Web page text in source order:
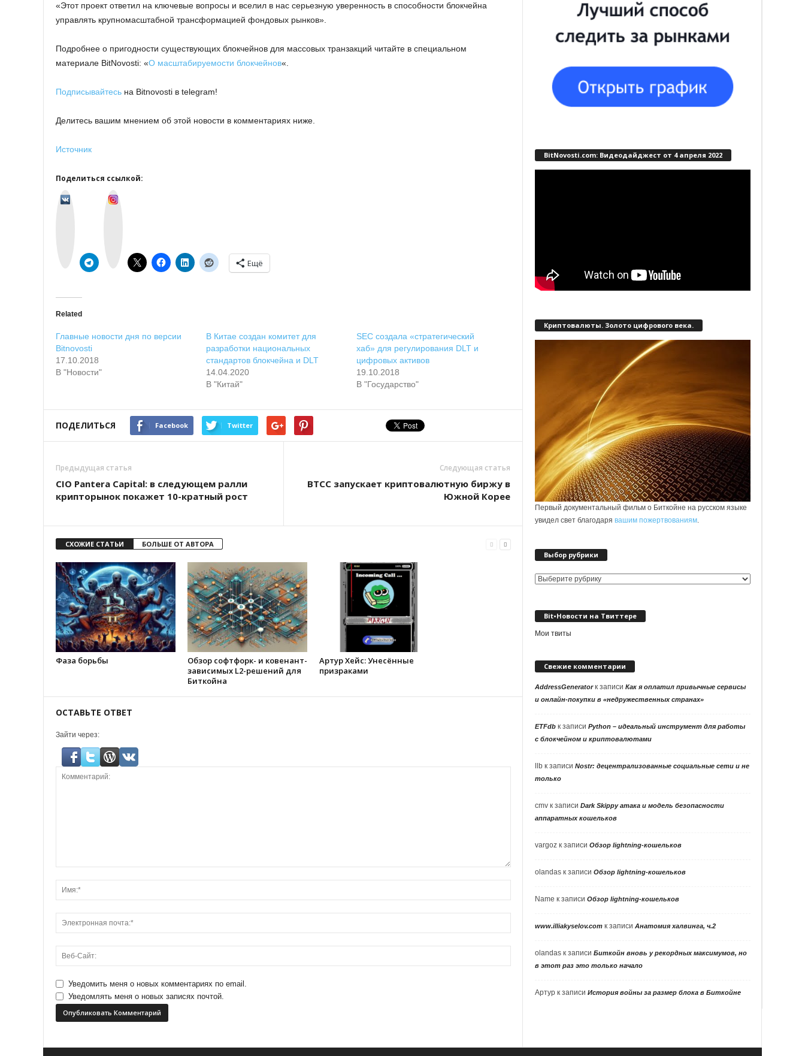
«Этот проект ответил на ключевые вопросы и вселил в нас серьезную уверенность в способности блокчейна
управлять крупномасштабной трансформацией фондовых рынков».
Подробнее о пригодности существующих блокчейнов для массовых транзакций читайте в специальном
материале BitNovosti: «О масштабируемости блокчейнов«.
Подписывайтесь на Bitnovosti в telegram!
Делитесь вашим мнением об этой новости в комментариях ниже.
Источник
Поделиться ссылкой:
Ещё
Related
Главные новости дня по версии
Bitnovosti
17.10.2018
В "Новости"
В Китае создан комитет для
разработки национальных
стандартов блокчейна и DLT
14.04.2020
В "Китай"
SEC создала «стратегический
хаб» для регулирования DLT и
цифровых активов
19.10.2018
В "Государство"
ПОДЕЛИТЬСЯ Facebook Twitter
Предыдущая статья
CIO Pantera Capital: в следующем ралли
крипторынок покажет 10-кратный рост
Следующая статья
BTCC запускает криптовалютную биржу в
Южной Корее
СХОЖИЕ СТАТЬИ БОЛЬШЕ ОТ АВТОРА
Фаза борьбы
Обзор софтфорк- и ковенант-
зависимых L2-решений для
Биткойна
Артур Хейс: Унесённые
призраками
ОСТАВЬТЕ ОТВЕТ
Зайти через:
Уведомить меня о новых комментариях по email.
Уведомлять меня о новых записях почтой.
BitNovosti.com: Видеодайджест от 4 апреля 2022
Криптовалюты. Золото цифрового века.
Первый документальный фильм о Биткойне на русском языке
увидел свет благодарявашим пожертвованиям.
Выбор рубрики
Выбор
Bit•Новости на Твиттере
Мои твиты
Свежие комментарии
AddressGeneratorк записиКак я оплатил привычные сервисы
и онлайн-покупки в «недружественных странах»
ETFdb к записиPython – идеальный инструмент для работы
с блокчейном и криптовалютами
llb к записиNostr: децентрализованные социальные сети и не
только
cmv к записиDark Skippy атака и модель безопасности
аппаратных кошельков
vargoz к записиОбзор lightning-кошельков
olandas к записиОбзор lightning-кошельков
Name к записиОбзор lightning-кошельков
www.illiakyselov.com к записиАнатомия халвинга, ч.2
olandas к записиБиткойн вновь у рекордных максимумов, но
в этот раз это только начало
Артур к записиИстория войны за размер блока в Биткойне